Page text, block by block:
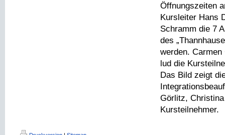
Öffnungszeiten
Kursleiter Hans
Schramm die 7
des
werden.
lud die
Das Bild zeigt
Görlitz,
Kursteilnehmer.